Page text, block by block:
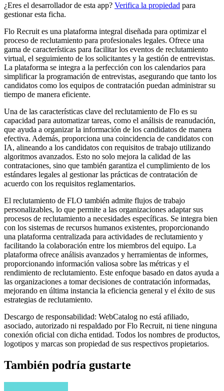
¿Eres el desarrollador de esta app? Verifica la propiedad para
gestionar esta ficha.
Flo Recruit es una plataforma integral diseñada para optimizar el
proceso de reclutamiento para profesionales legales. Ofrece una
gama de características para facilitar los eventos de reclutamiento
virtual, el seguimiento de los solicitantes y la gestión de entrevistas.
La plataforma se integra a la perfección con los calendarios para
simplificar la programación de entrevistas, asegurando que tanto los
candidatos como los equipos de contratación puedan administrar su
tiempo de manera eficiente.
Una de las características clave del reclutamiento de Flo es su
capacidad para automatizar tareas, como el análisis de reanudación,
que ayuda a organizar la información de los candidatos de manera
efectiva. Además, proporciona una coincidencia de candidatos con
IA, alineando a los candidatos con requisitos de trabajo utilizando
algoritmos avanzados. Esto no solo mejora la calidad de las
contrataciones, sino que también garantiza el cumplimiento de los
estándares legales al gestionar las prácticas de contratación de
acuerdo con los requisitos reglamentarios.
El reclutamiento de FLO también admite flujos de trabajo
personalizables, lo que permite a las organizaciones adaptar sus
procesos de reclutamiento a necesidades específicas. Se integra bien
con los sistemas de recursos humanos existentes, proporcionando
una plataforma centralizada para actividades de reclutamiento y
facilitando la colaboración entre los miembros del equipo. La
plataforma ofrece análisis avanzados y herramientas de informes,
proporcionando información valiosa sobre las métricas y el
rendimiento de reclutamiento. Este enfoque basado en datos ayuda a
las organizaciones a tomar decisiones de contratación informadas,
mejorando en última instancia la eficiencia general y el éxito de sus
estrategias de reclutamiento.
Descargo de responsabilidad: WebCatalog no está afiliado,
asociado, autorizado ni respaldado por Flo Recruit, ni tiene ninguna
conexión oficial con dicha entidad. Todos los nombres de productos,
logotipos y marcas son propiedad de sus respectivos propietarios.
También podría gustarte